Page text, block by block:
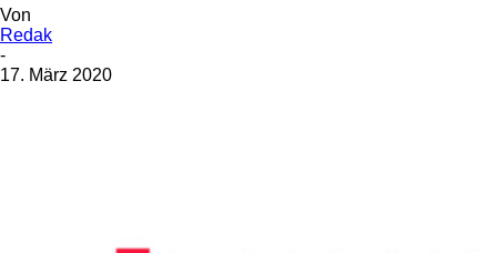
Von
Redak
-
17. März 2020